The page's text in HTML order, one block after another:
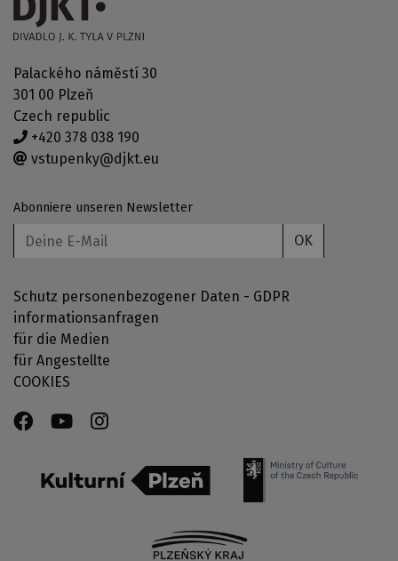
Palackého náměstí 30
301 00 Plzeň
Czech republic
+420 378 038 190
vstupenky@djkt.eu
Abonniere unseren Newsletter
OK
Schutz personenbezogener Daten - GDPR
informationsanfragen
für die Medien
für Angestellte
COOKIES